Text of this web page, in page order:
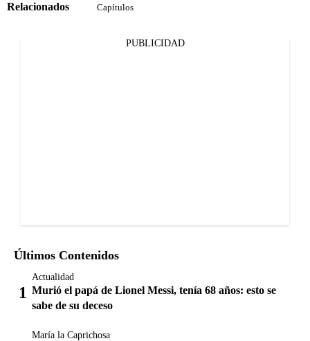
Relacionados Capítulos
PUBLICIDAD
Últimos Contenidos
Actualidad
Murió el papá de Lionel Messi, tenía 68 años: esto se
sabe de su deceso
María la Caprichosa